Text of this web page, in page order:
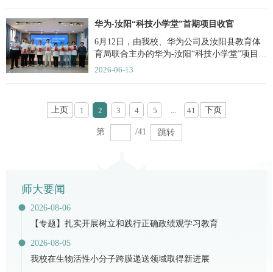
华为-汝阳“科技小学堂”首期项目收官
6月12日，由我校、华为公司及汝阳县教育体
育局联合主办的华为-汝阳“科技小学堂”项目总
结仪式在汝阳县三屯...
2026-06-13
上页 1 2 3 4 5 ... 41 下页
第 /41 跳转
师大要闻
2026-08-06
【专题】扎实开展树立和践行正确政绩观学习教育
2026-08-05
我校在生物活性小分子跨膜递送领域取得新进展